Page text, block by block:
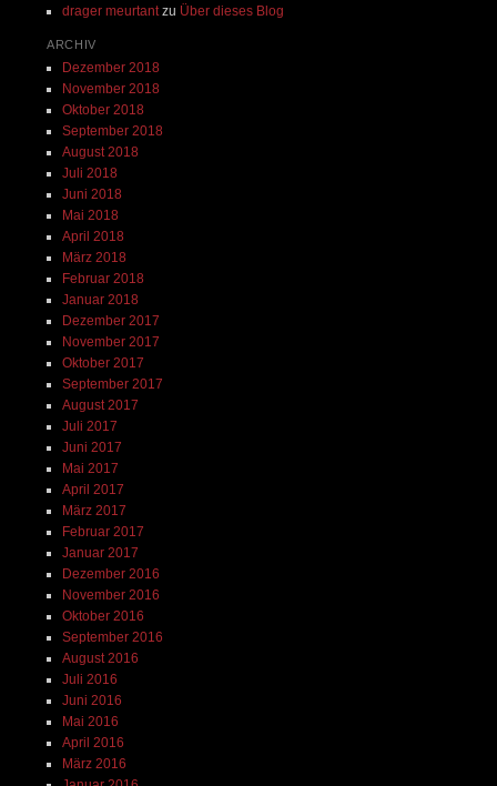
drager meurtantzu Über dieses Blog
ARCHIV
Dezember 2018
November 2018
Oktober 2018
September 2018
August 2018
Juli 2018
Juni 2018
Mai 2018
April 2018
März 2018
Februar 2018
Januar 2018
Dezember 2017
November 2017
Oktober 2017
September 2017
August 2017
Juli 2017
Juni 2017
Mai 2017
April 2017
März 2017
Februar 2017
Januar 2017
Dezember 2016
November 2016
Oktober 2016
September 2016
August 2016
Juli 2016
Juni 2016
Mai 2016
April 2016
März 2016